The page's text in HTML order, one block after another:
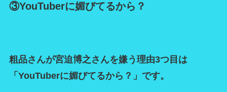
③YouTuberに媚びてるから？
粗品さんが宮迫博之さんを嫌う理由3つ目は
「YouTuberに媚びてるから？」です。